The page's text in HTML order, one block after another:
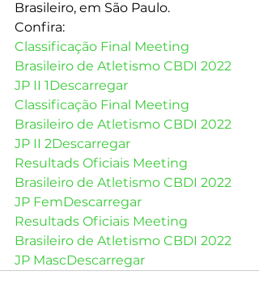
Brasileiro, em São Paulo.
Confira:
Classificação Final Meeting
Brasileiro de Atletismo CBDI 2022
JP II 1Descarregar
Classificação Final Meeting
Brasileiro de Atletismo CBDI 2022
JP II 2Descarregar
Resultads Oficiais Meeting
Brasileiro de Atletismo CBDI 2022
JP FemDescarregar
Resultads Oficiais Meeting
Brasileiro de Atletismo CBDI 2022
JP MascDescarregar